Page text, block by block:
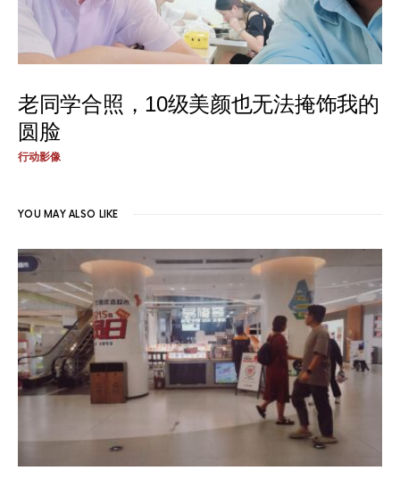
老同学合照，10级美颜也无法掩饰我的
圆脸
行动影像
YOU MAY ALSO LIKE